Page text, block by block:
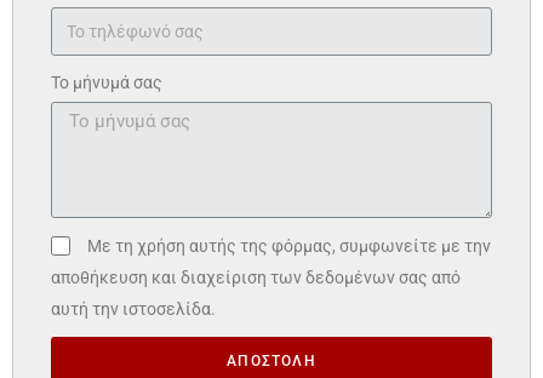
Το μήνυμά σας
Με τη χρήση αυτής της φόρμας, συμφωνείτε με την
αποθήκευση και διαχείριση των δεδομένων σας από
αυτή την ιστοσελίδα.
ΑΠΟΣΤΟΛΗ